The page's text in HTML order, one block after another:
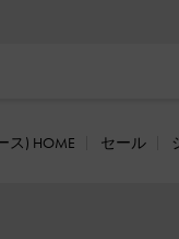
ス) HOME セール